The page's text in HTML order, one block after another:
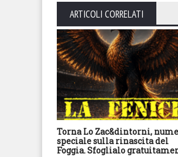
ARTICOLI CORRELATI
Torna Lo Zac&dintorni,
speciale sulla rinascita del
Foggia. Sfoglialo